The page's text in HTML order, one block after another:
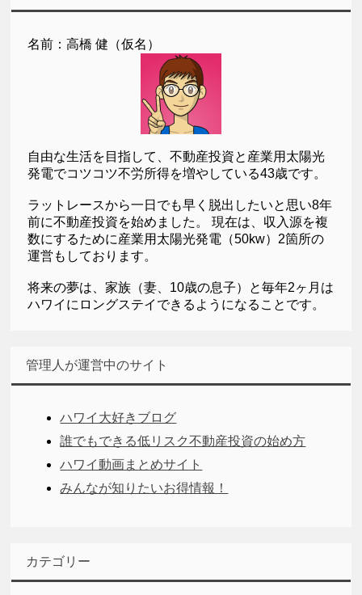
名前：高橋 健（仮名）
自由な生活を目指して、不動産投資と産業用太陽光
発電でコツコツ不労所得を増やしている43歳です。
ラットレースから一日でも早く脱出したいと思い8年
前に不動産投資を始めました。 現在は、収入源を複
数にするために産業用太陽光発電（50kw）2箇所の
運営もしております。
将来の夢は、家族（妻、10歳の息子）と毎年2ヶ月は
ハワイにロングステイできるようになることです。
管理人が運営中のサイト
ハワイ大好きブログ
誰でもできる低リスク不動産投資の始め方
ハワイ動画まとめサイト
みんなが知りたいお得情報！
カテゴリー